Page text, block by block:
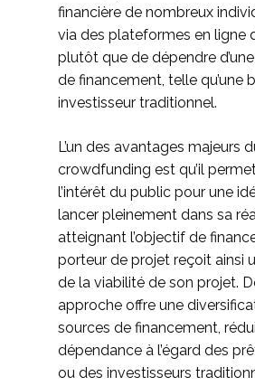
financière de nombreux
via des plateformes en ligne
plutôt que de dépendre
de financement, telle qu’une
investisseur traditionnel.
L’un des avantages majeurs
crowdfunding est qu’il
l’intérêt du public pour une
lancer pleinement dans sa
atteignant l’objectif de
porteur de projet reçoit ainsi
de la viabilité de son projet.
approche offre une
sources de financement,
dépendance à l’égard des
ou des investisseurs